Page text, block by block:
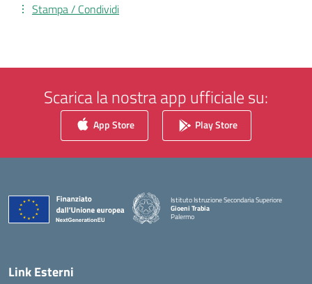
Stampa / Condividi
Scarica la nostra app ufficiale su:
App Store Play Store
Istituto Istruzione Secondaria Superiore
Gioeni Trabia
Palermo
Link Esterni